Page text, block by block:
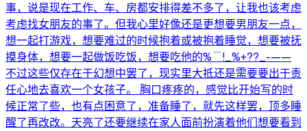
事，说是现在工作、车、房都安排得差不多了，让我也该考虑
考虑找女朋友的事了。但我心里好像还是更想要男朋友一点，
想一起打游戏，想要难过的时候抱着或被抱着睡觉，想要被抚
摸身体，想要一起做饭吃饭，想要吃他的%﹉!_%+??_-——
不过这些仅存在于幻想中罢了，现实里大抵还是需要要出于责
任心地去喜欢一个女孩子。 胸口疼疼的，感觉比开始写的时
候正常了些，也有点困意了，准备睡了，就先这样罢，顶多睡
醒了再改改。天亮了还要继续在家人面前扮演着他们想要看到